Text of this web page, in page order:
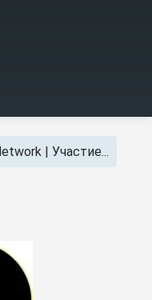
| Участие...